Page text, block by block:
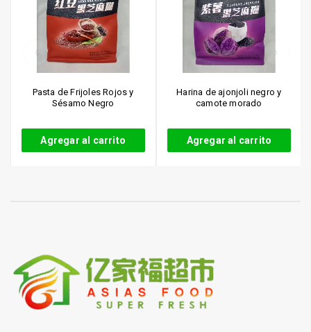
Pasta de Frijoles Rojos y
Sésamo Negro
Agregar al carrito
Harina de ajonjoli negro y
camote morado
Agregar al carrito